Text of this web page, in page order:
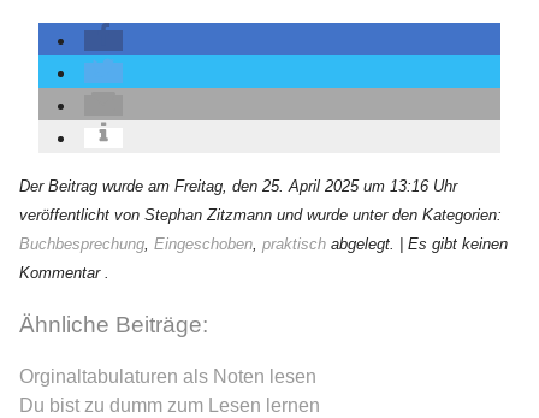
Der Beitrag wurde am Freitag, den 25. April 2025 um 13:16 Uhr
veröffentlicht von Stephan Zitzmann und wurde unter den Kategorien:
Buchbesprechung, Eingeschoben, praktisch abgelegt.
| Es gibt keinen
Kommentar .
Ähnliche Beiträge:
Orginaltabulaturen als Noten lesen
Du bist zu dumm zum Lesen lernen